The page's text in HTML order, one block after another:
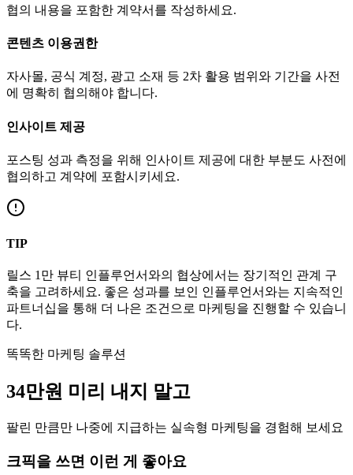
협의 내용을 포함한 계약서를 작성하세요.
콘텐츠 이용권한
자사몰, 공식 계정, 광고 소재 등 2차 활용 범위와 기간을 사전
에 명확히 협의해야 합니다.
인사이트 제공
포스팅 성과 측정을 위해 인사이트 제공에 대한 부분도 사전에
협의하고 계약에 포함시키세요.
TIP
릴스 1만 뷰티 인플루언서와의 협상에서는 장기적인 관계 구
축을 고려하세요. 좋은 성과를 보인 인플루언서와는 지속적인
파트너십을 통해 더 나은 조건으로 마케팅을 진행할 수 있습니
다.
똑똑한 마케팅 솔루션
34만원 미리 내지 말고
팔린 만큼만 나중에 지급하는 실속형 마케팅을 경험해 보세요
크픽을 쓰면 이런 게 좋아요